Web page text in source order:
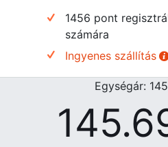
1456 pont
számára
Ingyenes szállítás
Egységár: